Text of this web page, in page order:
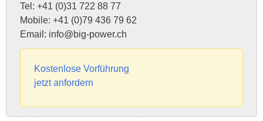
Tel: +41 (0)31 722 88 77
Mobile: +41 (0)79 436 79 62
Email: info@big-power.ch
Kostenlose Vorführung
jetzt anfordern